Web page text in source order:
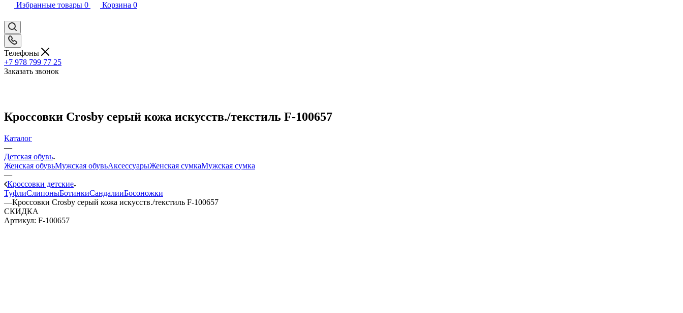
Избранные товары 0 Корзина 0
Телефоны
+7 978 799 77 25
Заказать звонок
Кроссовки Crosby серый кожа искусств./текстиль F-100657
Каталог
—
Детская обувь
Женская обувьМужская обувьАксессуарыЖенская сумкаМужская сумка
—
Кроссовки детские
ТуфлиСлипоныБотинкиСандалииБосоножки
—Кроссовки Crosby серый кожа искусств./текстиль F-100657
СКИДКА
Артикул: F-100657